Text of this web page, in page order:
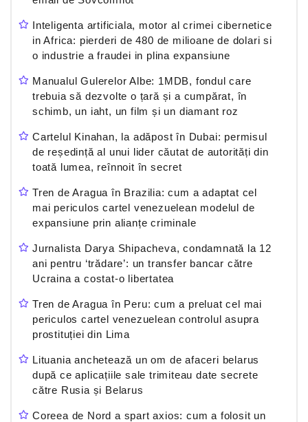
Inteligenta artificiala, motor al crimei cibernetice
in Africa: pierderi de 480 de milioane de dolari si
o industrie a fraudei in plina expansiune
Manualul Gulerelor Albe: 1MDB, fondul care
trebuia să dezvolte o țară și a cumpărat, în
schimb, un iaht, un film și un diamant roz
Cartelul Kinahan, la adăpost în Dubai: permisul
de reședință al unui lider căutat de autorități din
toată lumea, reînnoit în secret
Tren de Aragua în Brazilia: cum a adaptat cel
mai periculos cartel venezuelean modelul de
expansiune prin alianțe criminale
Jurnalista Darya Shipacheva, condamnată la 12
ani pentru ‘trădare’: un transfer bancar către
Ucraina a costat-o libertatea
Tren de Aragua în Peru: cum a preluat cel mai
periculos cartel venezuelean controlul asupra
prostituției din Lima
Lituania anchetează un om de afaceri belarus
după ce aplicațiile sale trimiteau date secrete
către Rusia și Belarus
Coreea de Nord a spart axios: cum a folosit un